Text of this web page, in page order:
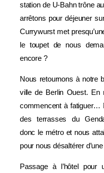
station de U-Bahn trône
arrêtons pour déjeuner
Currywurst met
le toupet de nous
encore ?
Nous retournons à notre
ville de Berlin Ouest. En
commencent à fatiguer…
des terrasses du
donc le métro et nous
pour nous désaltérer
Passage à l’hôtel pour